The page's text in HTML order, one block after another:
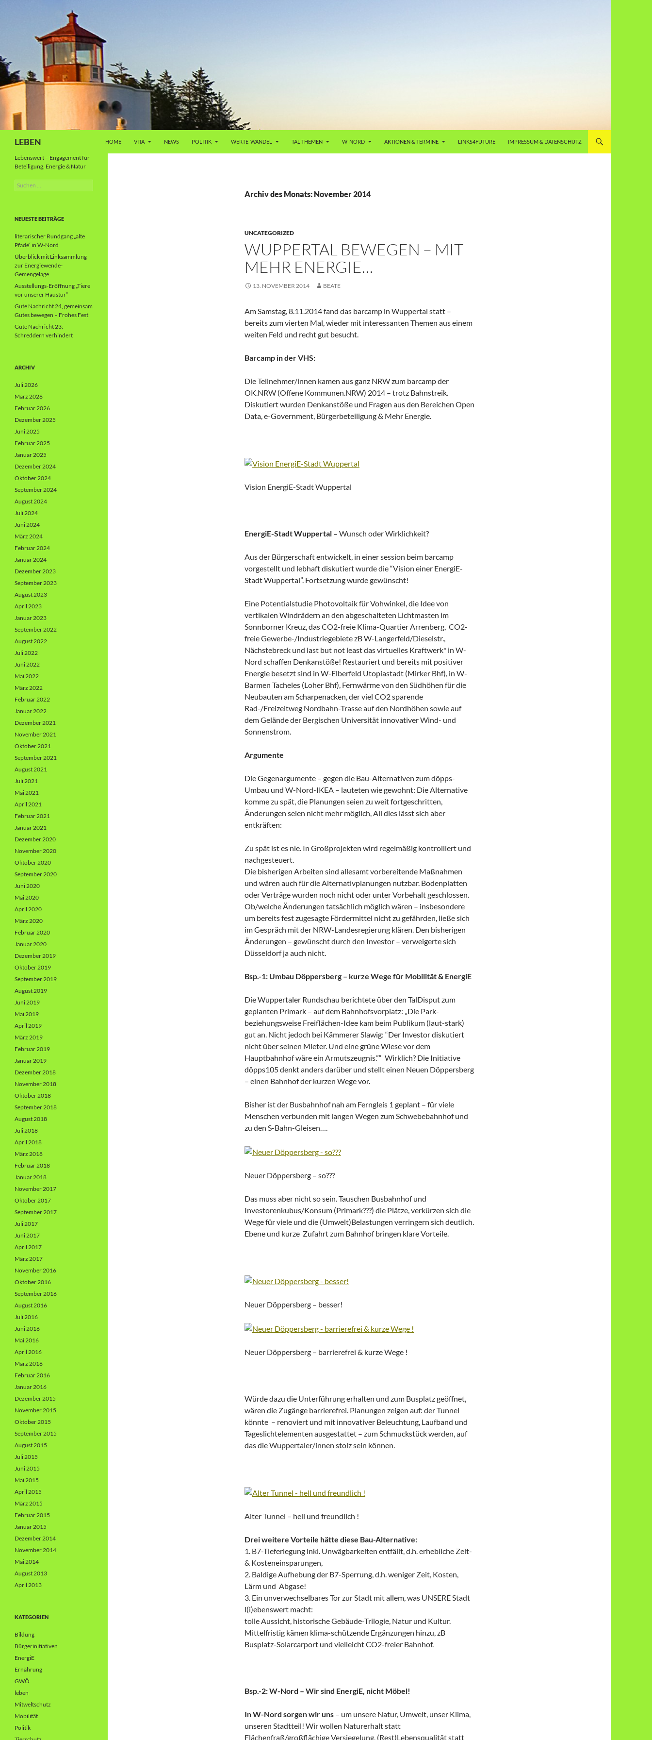
LEBEN HOME VITA NEWS POLITIK WERTE-WANDEL TAL-THEMEN W-NORD AKTIONEN & TERMINE LINKS4FUTURE IMPRESSUM & DATENSCHUTZ
Archiv des Monats: November 2014
UNCATEGORIZED
WUPPERTAL BEWEGEN – MIT
MEHR ENERGIE…
13. NOVEMBER 2014 BEATE
Am Samstag, 8.11.2014 fand das barcamp in Wuppertal statt –
bereits zum vierten Mal, wieder mit interessanten Themen aus einem
weiten Feld und recht gut besucht.
Barcamp in der VHS:
Die Teilnehmer/innen kamen aus ganz NRW zum barcamp der
OK.NRW (Offene Kommunen.NRW) 2014 – trotz Bahnstreik.
Diskutiert wurden Denkanstöße und Fragen aus den Bereichen Open
Data, e-Government, Bürgerbeteiligung & Mehr Energie.
Vision EnergiE-Stadt Wuppertal
EnergiE-Stadt Wuppertal – Wunsch oder Wirklichkeit?
Aus der Bürgerschaft entwickelt, in einer session beim barcamp
vorgestellt und lebhaft diskutiert wurde die “Vision einer EnergiE-
Stadt Wuppertal”. Fortsetzung wurde gewünscht!
Eine Potentialstudie Photovoltaik für Vohwinkel, die Idee von
vertikalen Windrädern an den abgeschalteten Lichtmasten im
Sonnborner Kreuz, das CO2-freie Klima-Quartier Arrenberg, CO2-
freie Gewerbe-/Industriegebiete zB W-Langerfeld/Dieselstr.,
Nächstebreck und last but not least das virtuelles Kraftwerk* in W-
Nord schaffen Denkanstöße! Restauriert und bereits mit positiver
Energie besetzt sind in W-Elberfeld Utopiastadt (Mirker Bhf), in W-
Barmen Tacheles (Loher Bhf), Fernwärme von den Südhöhen für die
Neubauten am Scharpenacken, der viel CO2 sparende
Rad-/Freizeitweg Nordbahn-Trasse auf den Nordhöhen sowie auf
dem Gelände der Bergischen Universität innovativer Wind- und
Sonnenstrom.
Argumente
Die Gegenargumente – gegen die Bau-Alternativen zum döpps-
Umbau und W-Nord-IKEA – lauteten wie gewohnt: Die Alternative
komme zu spät, die Planungen seien zu weit fortgeschritten,
Änderungen seien nicht mehr möglich, All dies lässt sich aber
entkräften:
Zu spät ist es nie. In Großprojekten wird regelmäßig kontrolliert und
nachgesteuert.
Die bisherigen Arbeiten sind allesamt vorbereitende Maßnahmen
und wären auch für die Alternativplanungen nutzbar. Bodenplatten
oder Verträge wurden noch nicht oder unter Vorbehalt geschlossen.
Ob/welche Änderungen tatsächlich möglich wären – insbesondere
um bereits fest zugesagte Fördermittel nicht zu gefährden, ließe sich
im Gespräch mit der NRW-Landesregierung klären. Den bisherigen
Änderungen – gewünscht durch den Investor – verweigerte sich
Düsseldorf ja auch nicht.
Bsp.-1: Umbau Döppersberg – kurze Wege für Mobilität & EnergiE
Die Wuppertaler Rundschau berichtete über den TalDisput zum
geplanten Primark – auf dem Bahnhofsvorplatz: „Die Park-
beziehungsweise Freiflächen-Idee kam beim Publikum (laut-stark)
gut an. Nicht jedoch bei Kämmerer Slawig: “Der Investor diskutiert
nicht über seinen Mieter. Und eine grüne Wiese vor dem
Hauptbahnhof wäre ein Armutszeugnis.”“ Wirklich? Die Initiative
döpps105 denkt anders darüber und stellt einen Neuen Döppersberg
– einen Bahnhof der kurzen Wege vor.
Bisher ist der Busbahnhof nah am Ferngleis 1 geplant – für viele
Menschen verbunden mit langen Wegen zum Schwebebahnhof und
zu den S-Bahn-Gleisen….
Neuer Döppersberg – so???
Das muss aber nicht so sein. Tauschen Busbahnhof und
Investorenkubus/Konsum (Primark???) die Plätze, verkürzen sich die
Wege für viele und die (Umwelt)Belastungen verringern sich deutlich.
Ebene und kurze Zufahrt zum Bahnhof bringen klare Vorteile.
Neuer Döppersberg – besser!
Neuer Döppersberg – barrierefrei & kurze Wege !
Würde dazu die Unterführung erhalten und zum Busplatz geöffnet,
wären die Zugänge barrierefrei. Planungen zeigen auf: der Tunnel
könnte – renoviert und mit innovativer Beleuchtung, Laufband und
Tageslichtelementen ausgestattet – zum Schmuckstück werden, auf
das die Wuppertaler/innen stolz sein können.
Alter Tunnel – hell und freundlich !
Drei weitere Vorteile hätte diese Bau-Alternative:
1. B7-Tieferlegung inkl. Unwägbarkeiten entfällt, d.h. erhebliche Zeit-
& Kosteneinsparungen,
2. Baldige Aufhebung der B7-Sperrung, d.h. weniger Zeit, Kosten,
Lärm und Abgase!
3. Ein unverwechselbares Tor zur Stadt mit allem, was UNSERE Stadt
l(i)ebenswert macht:
tolle Aussicht, historische Gebäude-Trilogie, Natur und Kultur.
Mittelfristig kämen klima-schützende Ergänzungen hinzu, zB
Busplatz-Solarcarport und vielleicht CO2-freier Bahnhof.
Bsp.-2: W-Nord – Wir sind EnergiE, nicht Möbel!
In W-Nord sorgen wir uns – um unsere Natur, Umwelt, unser Klima,
unseren Stadtteil! Wir wollen Naturerhalt statt
Flächenfraß/großflächige Versiegelung, (Rest)Lebensqualität statt
Lebenswert – Engagement für
Beteiligung, Energie & Natur
Suche
nach:
NEUESTE BEITRÄGE
literarischer Rundgang „alte
Pfade“ in W-Nord
Überblick mit Linksammlung
zur Energiewende-
Gemengelage
Ausstellungs-Eröffnung „Tiere
vor unserer Haustür“
Gute Nachricht 24, gemeinsam
Gutes bewegen – Frohes Fest
Gute Nachricht 23:
Schreddern verhindert
ARCHIV
Juli 2026
März 2026
Februar 2026
Dezember 2025
Juni 2025
Februar 2025
Januar 2025
Dezember 2024
Oktober 2024
September 2024
August 2024
Juli 2024
Juni 2024
März 2024
Februar 2024
Januar 2024
Dezember 2023
September 2023
August 2023
April 2023
Januar 2023
September 2022
August 2022
Juli 2022
Juni 2022
Mai 2022
März 2022
Februar 2022
Januar 2022
Dezember 2021
November 2021
Oktober 2021
September 2021
August 2021
Juli 2021
Mai 2021
April 2021
Februar 2021
Januar 2021
Dezember 2020
November 2020
Oktober 2020
September 2020
Juni 2020
Mai 2020
April 2020
März 2020
Februar 2020
Januar 2020
Dezember 2019
Oktober 2019
September 2019
August 2019
Juni 2019
Mai 2019
April 2019
März 2019
Februar 2019
Januar 2019
Dezember 2018
November 2018
Oktober 2018
September 2018
August 2018
Juli 2018
April 2018
März 2018
Februar 2018
Januar 2018
November 2017
Oktober 2017
September 2017
Juli 2017
Juni 2017
April 2017
März 2017
November 2016
Oktober 2016
September 2016
August 2016
Juli 2016
Juni 2016
Mai 2016
April 2016
März 2016
Februar 2016
Januar 2016
Dezember 2015
November 2015
Oktober 2015
September 2015
August 2015
Juli 2015
Juni 2015
Mai 2015
April 2015
März 2015
Februar 2015
Januar 2015
Dezember 2014
November 2014
Mai 2014
August 2013
April 2013
KATEGORIEN
Bildung
Bürgerinitiativen
EnergiE
Ernährung
GWÖ
leben
Mitweltschutz
Mobilität
Politik